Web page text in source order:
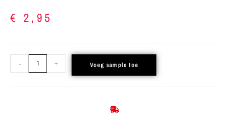
€ 2,95
- + Voeg sample toe